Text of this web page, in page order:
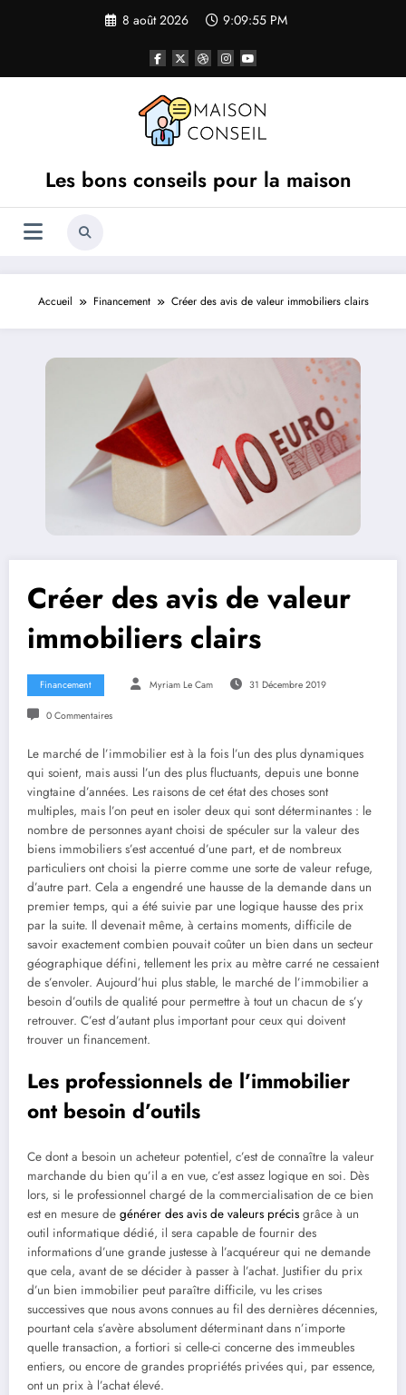
8 août 2026 9:09:56 PM
Les bons conseils pour la maison
Accueil Financement Créer des avis de valeur immobiliers clairs
Créer des avis de valeur
immobiliers clairs
Financement Myriam Le Cam 31 Décembre 2019
0 Commentaires
Le marché de l’immobilier est à la fois l’un des plus dynamiques
qui soient, mais aussi l’un des plus fluctuants, depuis une bonne
vingtaine d’années. Les raisons de cet état des choses sont
multiples, mais l’on peut en isoler deux qui sont déterminantes : le
nombre de personnes ayant choisi de spéculer sur la valeur des
biens immobiliers s’est accentué d’une part, et de nombreux
particuliers ont choisi la pierre comme une sorte de valeur refuge,
d’autre part. Cela a engendré une hausse de la demande dans un
premier temps, qui a été suivie par une logique hausse des prix
par la suite. Il devenait même, à certains moments, difficile de
savoir exactement combien pouvait coûter un bien dans un secteur
géographique défini, tellement les prix au mètre carré ne cessaient
de s’envoler. Aujourd’hui plus stable, le marché de l’immobilier a
besoin d’outils de qualité pour permettre à tout un chacun de s’y
retrouver. C’est d’autant plus important pour ceux qui doivent
trouver un financement.
Les professionnels de l’immobilier
ont besoin d’outils
Ce dont a besoin un acheteur potentiel, c’est de connaître la valeur
marchande du bien qu’il a en vue, c’est assez logique en soi. Dès
lors, si le professionnel chargé de la commercialisation de ce bien
est en mesure de générer des avis de valeurs précis grâce à un
outil informatique dédié, il sera capable de fournir des
informations d’une grande justesse à l’acquéreur qui ne demande
que cela, avant de se décider à passer à l’achat. Justifier du prix
d’un bien immobilier peut paraître difficile, vu les crises
successives que nous avons connues au fil des dernières décennies,
pourtant cela s’avère absolument déterminant dans n’importe
quelle transaction, a fortiori si celle-ci concerne des immeubles
entiers, ou encore de grandes propriétés privées qui, par essence,
ont un prix à l’achat élevé.